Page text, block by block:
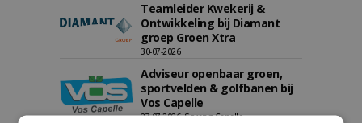
Teamleider Kwekerij &
Ontwikkeling bij Diamant
groep Groen Xtra
30-07-2026
Adviseur openbaar groen,
sportvelden & golfbanen bij
Vos Capelle
27-07-2026, Sprang-Capelle